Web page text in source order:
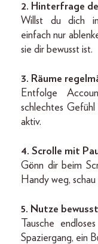
2. Hinterfrage
Willst du dich
einfach nur
sie dir bewusst ist.
3. Räume
Entfolge
schlechtes
aktiv.
4. Scrolle mit
Gönn dir beim
Handy weg,
5. Nutze
Tausche
Spaziergang, ein